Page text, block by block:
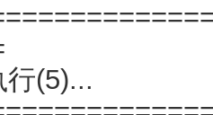
(5)...